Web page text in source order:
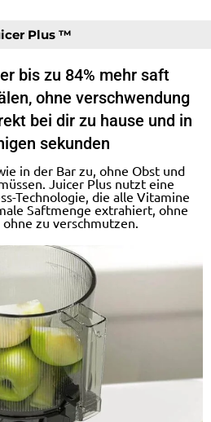
Plus ™
bis zu 84% mehr saft
ohne verschwendung
bei dir zu hause und in
sekunden
in der Bar zu, ohne Obst und
Juicer Plus nutzt eine
Technologie, die alle Vitamine
Saftmenge extrahiert, ohne
zu verschmutzen.